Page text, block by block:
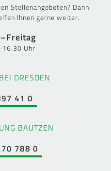
Stellenangeboten? Dann
Ihnen gerne weiter.
Uhr
DRESDEN
41 0
BAUTZEN
788 0